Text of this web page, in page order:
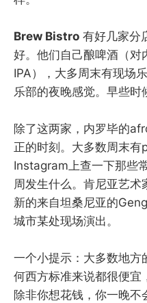
Brew Bistro 有好几家分
好。他们自己酿啤酒（对
IPA），大多周末有现场
乐部的夜晚感觉。早些时
除了这两家，内罗毕的
正的时刻。大多数周末
Instagram上查一下那些
周发生什么。肯尼亚艺
新的来自坦桑尼亚的
城市某处现场演出。
一个小提示：大多数地方
何西方标准来说都很便宜
除非你想花钱，你一晚不